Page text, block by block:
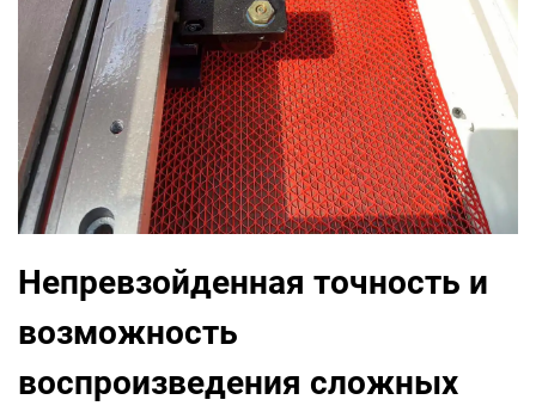
Непревзойденная точность и
возможность
воспроизведения сложных